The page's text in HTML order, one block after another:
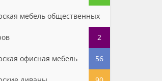
мебель общественных
2
офисная мебель 56